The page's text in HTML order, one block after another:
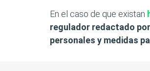
En el caso de que existan
regulador redactado
personales y medidas